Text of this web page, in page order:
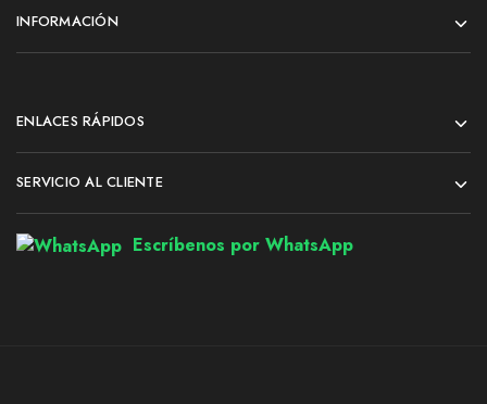
INFORMACIÓN
ENLACES RÁPIDOS
SERVICIO AL CLIENTE
Escríbenos por WhatsApp